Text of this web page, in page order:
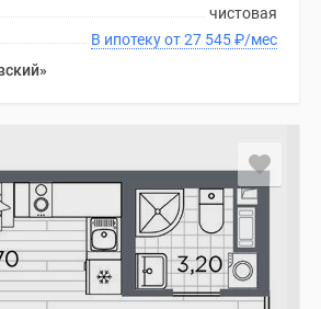
чистовая
В ипотеку от 27 545₽/мес